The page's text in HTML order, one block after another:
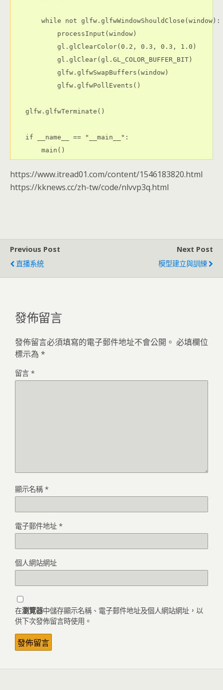
    while not glfw.glfwWindowShouldClose(window):
        processInput(window)
        gl.glClearColor(0.2, 0.3, 0.3, 1.0)
        gl.glClear(gl.GL_COLOR_BUFFER_BIT)
        glfw.glfwSwapBuffers(window)
        glfw.glfwPollEvents()
glfw.glfwTerminate()
if __name__ == "__main__":
    main()
https://www.itread01.com/content/1546183820.html
https://kknews.cc/zh-tw/code/nlvvp3q.html
Previous Post
直播系統
Next Post
模型建立與訓練
發佈留言
發佈留言必須填寫的電子郵件地址不會公開。 必填欄位
標示為 *
留言 *
顯示名稱 *
電子郵件地址 *
個人網站網址
在瀏覽器中儲存顯示名稱、電子郵件地址及個人網站網址，以
供下次發佈留言時使用。